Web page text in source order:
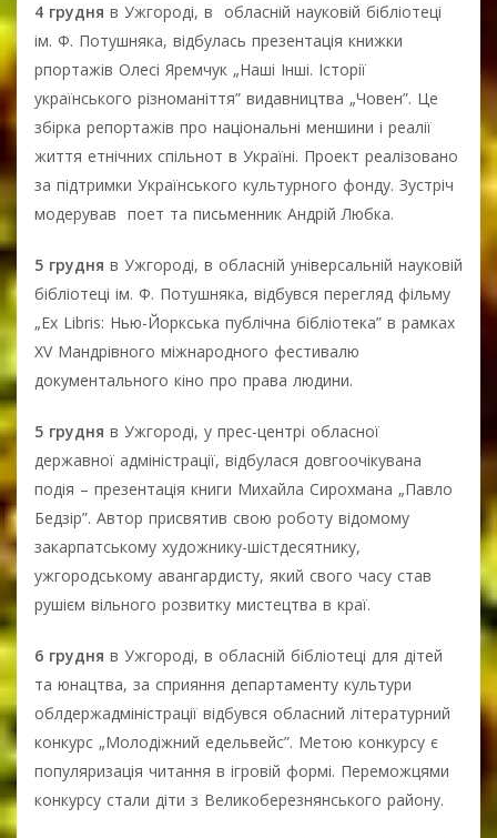
4 грудня в Ужгороді, в обласній науковій бібліотеці
ім. Ф. Потушняка, відбулась презентація книжки
рпортажів Олесі Яремчук „Наші Інші. Історії
українського різноманіття” видавництва „Човен”. Це
збірка репортажів про національні меншини і реалії
життя етнічних спільнот в Україні. Проект реалізовано
за підтримки Українського культурного фонду. Зустріч
модерував поет та письменник Андрій Любка.
5 грудня в Ужгороді, в обласній універсальній науковій
бібліотеці ім. Ф. Потушняка, відбувся перегляд фільму
„Ex Libris: Нью-Йоркська публічна бібліотека” в рамках
XV Мандрівного міжнародного фестивалю
документального кіно про права людини.
5 грудня в Ужгороді, у прес-центрі обласної
державної адміністрації, відбулася довгоочікувана
подія – презентація книги Михайла Сирохмана „Павло
Бедзір”. Автор присвятив свою роботу відомому
закарпатському художнику-шістдесятнику,
ужгородському авангардисту, який свого часу став
рушієм вільного розвитку мистецтва в краї.
6 грудня в Ужгороді, в обласній бібліотеці для дітей
та юнацтва, за сприяння департаменту культури
облдержадміністрації відбувся обласний літературний
конкурс „Молодіжний едельвейс”. Метою конкурсу є
популяризація читання в ігровій формі. Переможцями
конкурсу стали діти з Великоберезнянського району.